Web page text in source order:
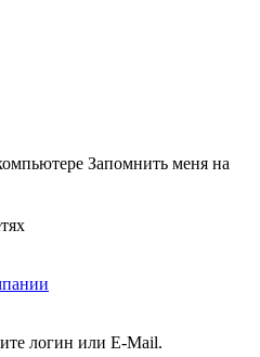
Запомнить меня на
логин или E-Mail.